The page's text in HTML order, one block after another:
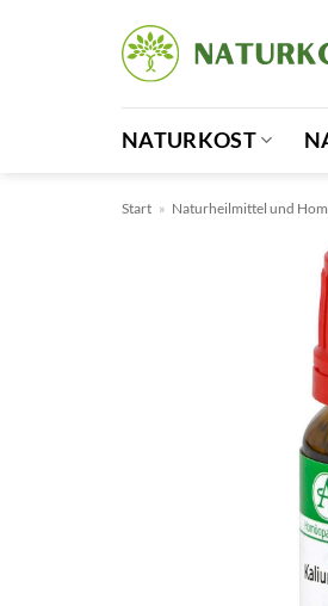
NATURKOST
Start » Naturheilmittel und